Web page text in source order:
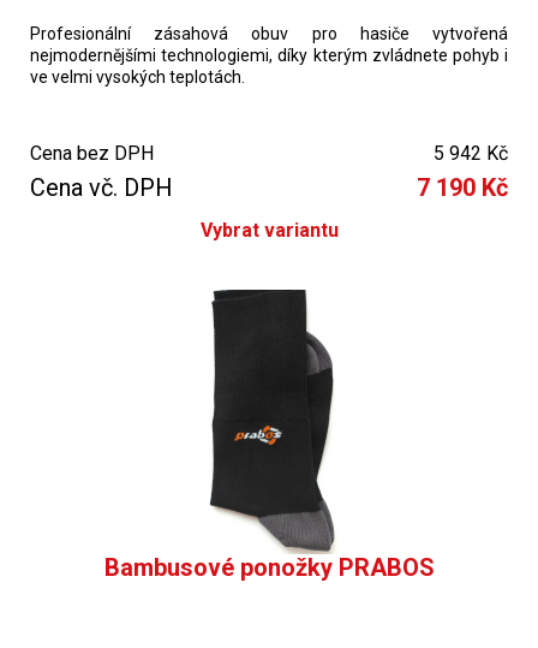
Profesionální zásahová obuv pro hasiče vytvořená
nejmodernějšími technologiemi, díky kterým zvládnete pohyb i
ve velmi vysokých teplotách.
Cena bez DPH 5 942 Kč
Cena vč. DPH 7 190 Kč
Vybrat variantu
Bambusové ponožky PRABOS